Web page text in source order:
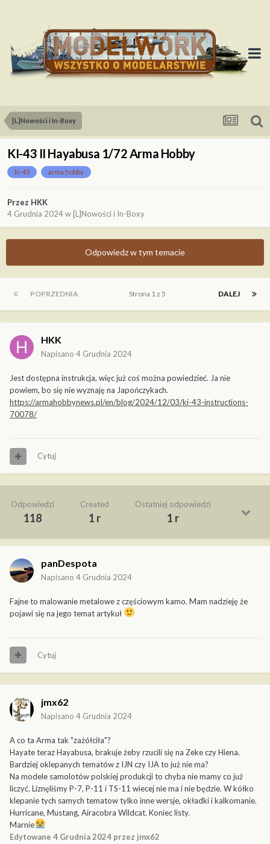
[L]Nowości i In-Boxy
KI-43 II Hayabusa 1/72 Arma Hobby
ki-43 arma hobby
Przez HKK
4 Grudnia 2024w [L]Nowości i In-Boxy
Odpowiedz w tym temacie
POPRZEDNIA DALEJ
Strona 1 z 5
HKK
Napisano 4 Grudnia 2024
Jest dostępna instrukcja, więc już coś można powiedzieć. Ja nie
powiem, bo się nie wyznaję na Japończykach.
https://armahobbynews.pl/en/blog/2024/12/03/ki-43-instructions-
70078/
Cytuj
Odpowiedzi
118
Created
1 r
Ostatniej odpowiedzi
1 r
panDespota
Napisano 4 Grudnia 2024
Fajne to malowanie metalowe z częściowym kamo. Mam nadzieję że
pojawi się na jego temat artykuł
Cytuj
jmx62
Napisano 4 Grudnia 2024
A co ta Arma tak "zażółciła"?
Hayate teraz Hayabusa, brakuje żeby rzucili się na Zeke czy Hiena.
Bardziej oklepanych tematów z IJN czy IJA to już nie ma?
Na modele samolotów polskiej produkcji to chyba nie mamy co już
liczyć. Liznęliśmy P-7, P-11 i TS-11 wiecej nie ma i nie będzie. W kółko
klepanie tych samych tematow tylko inne wersje, okładki i kalkomanie.
Hurricane, Mustang, Airacobra Wildcat. Koniec listy.
Marnie
Edytowane 4 Grudnia 2024 przez jmx62